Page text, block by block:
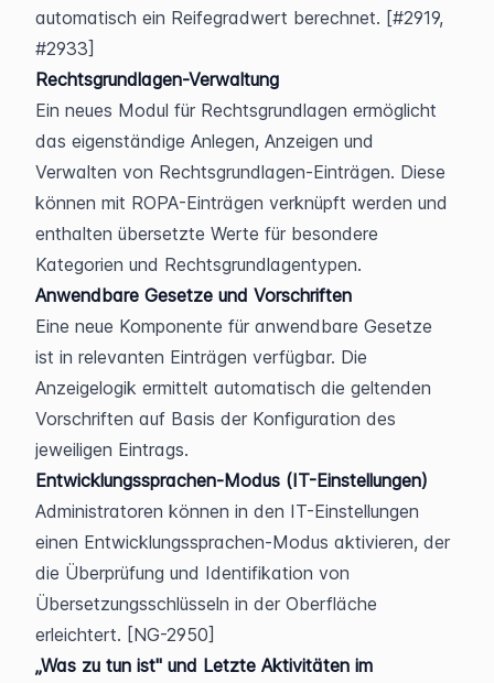
automatisch ein Reifegradwert berechnet. [#2919,
#2933]
Rechtsgrundlagen-Verwaltung
Ein neues Modul für Rechtsgrundlagen ermöglicht
das eigenständige Anlegen, Anzeigen und
Verwalten von Rechtsgrundlagen-Einträgen. Diese
können mit ROPA-Einträgen verknüpft werden und
enthalten übersetzte Werte für besondere
Kategorien und Rechtsgrundlagentypen.
Anwendbare Gesetze und Vorschriften
Eine neue Komponente für anwendbare Gesetze
ist in relevanten Einträgen verfügbar. Die
Anzeigelogik ermittelt automatisch die geltenden
Vorschriften auf Basis der Konfiguration des
jeweiligen Eintrags.
Entwicklungssprachen-Modus (IT-Einstellungen)
Administratoren können in den IT-Einstellungen
einen Entwicklungssprachen-Modus aktivieren, der
die Überprüfung und Identifikation von
Übersetzungsschlüsseln in der Oberfläche
erleichtert. [NG-2950]
„Was zu tun ist" und Letzte Aktivitäten im